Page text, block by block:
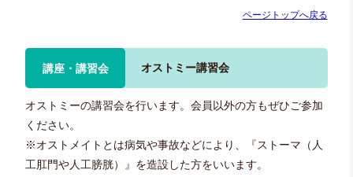
ページトップへ戻る
講座・講習会 オストミー講習会
オストミーの講習会を行います。会員以外の方もぜひご参加
ください。
※オストメイトとは病気や事故などにより、『ストーマ（人
工肛門や人工膀胱）』を造設した方をいいます。